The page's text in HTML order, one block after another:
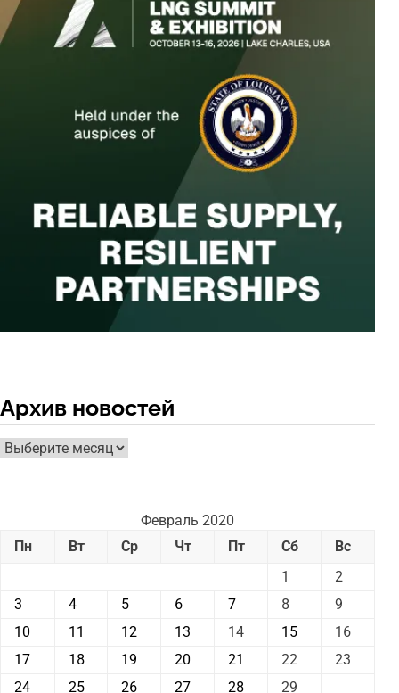
Архив новостей
Архив
новостей
Февраль 2020
Пн
Вт Ср Чт Пт Сб
Вс
1
2
3
4 5 6 7 8
9
10
11 12 13 14 15
16
17
18 19 20 21 22
23
24
25 26 27 28 29